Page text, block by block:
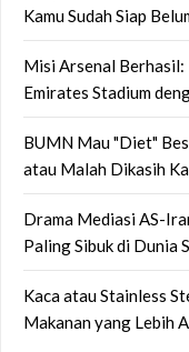
Kamu Sudah Siap
Misi Arsenal Berhasil:
Emirates Stadium
BUMN Mau "Diet"
atau Malah Dikasih
Drama Mediasi AS-
Paling Sibuk di Dunia
Kaca atau Stainless
Makanan yang Lebih